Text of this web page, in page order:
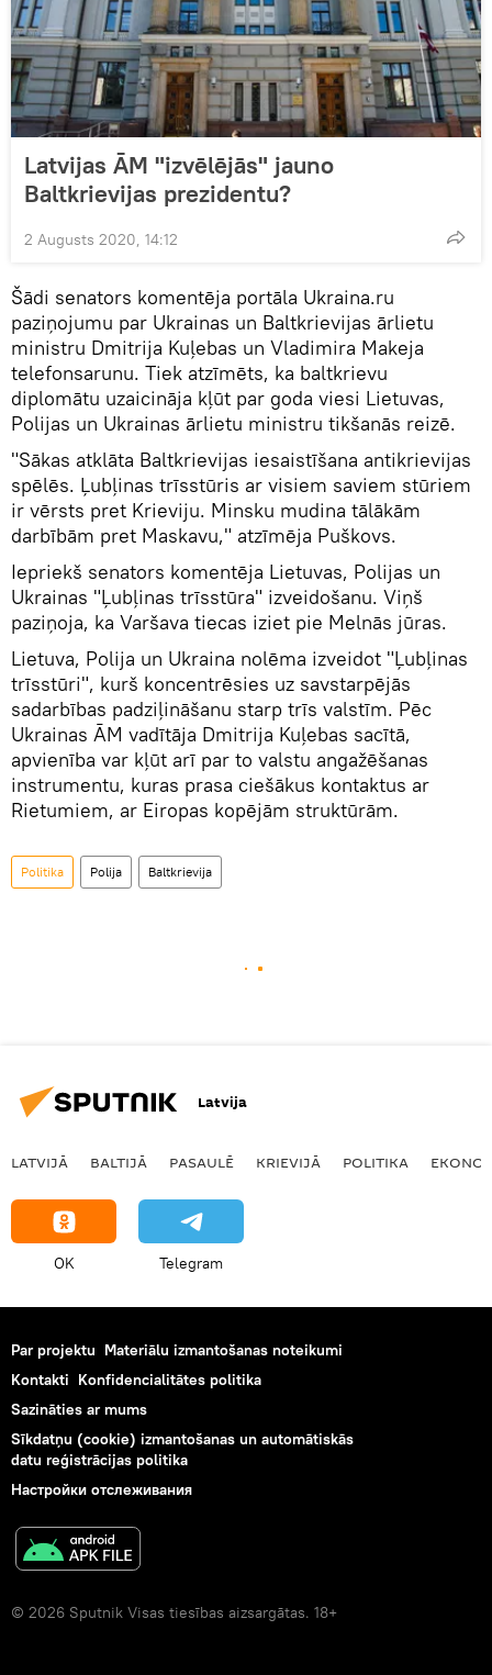
Latvijas ĀM "izvēlējās" jauno
Baltkrievijas prezidentu?
2 Augusts 2020, 14:12
Šādi senators komentēja portāla Ukraina.ru
paziņojumu par Ukrainas un Baltkrievijas ārlietu
ministru Dmitrija Kuļebas un Vladimira Makeja
telefonsarunu. Tiek atzīmēts, ka baltkrievu
diplomātu uzaicināja kļūt par goda viesi Lietuvas,
Polijas un Ukrainas ārlietu ministru tikšanās reizē.
"Sākas atklāta Baltkrievijas iesaistīšana antikrievijas
spēlēs. Ļubļinas trīsstūris ar visiem saviem stūriem
ir vērsts pret Krieviju. Minsku mudina tālākām
darbībām pret Maskavu," atzīmēja Puškovs.
Iepriekš senators komentēja Lietuvas, Polijas un
Ukrainas "Ļubļinas trīsstūra" izveidošanu. Viņš
paziņoja, ka Varšava tiecas iziet pie Melnās jūras.
Lietuva, Polija un Ukraina nolēma izveidot "Ļubļinas
trīsstūri", kurš koncentrēsies uz savstarpējās
sadarbības padziļināšanu starp trīs valstīm. Pēc
Ukrainas ĀM vadītāja Dmitrija Kuļebas sacītā,
apvienība var kļūt arī par to valstu angažēšanas
instrumentu, kuras prasa ciešākus kontaktus ar
Rietumiem, ar Eiropas kopējām struktūrām.
Politika Polija Baltkrievija
Latvija
LATVIJĀ BALTIJĀ PASAULĒ KRIEVIJĀ POLITIKA
OK Telegram
Par projektu Materiālu izmantošanas noteikumi
Kontakti Konfidencialitātes politika
Sazināties ar mums
Sīkdatņu (cookie) izmantošanas un automātiskās
datu reģistrācijas politika
Настройки отслеживания
© 2026 Sputnik Visas tiesības aizsargātas. 18+